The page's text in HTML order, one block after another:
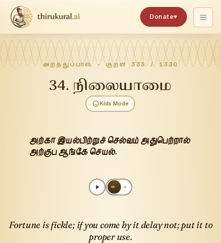
Donate♥
அறத்துப்பால்· குறள்333/ 1330
34. நிலையாமை
Kids Mode
அற்கா இயல்பிற்றுச் செல்வம் அதுபெற்றால்
அற்குப ஆங்கே செயல்.
அ A
Fortune is fickle; if you come by it delay not; put it to
proper use.